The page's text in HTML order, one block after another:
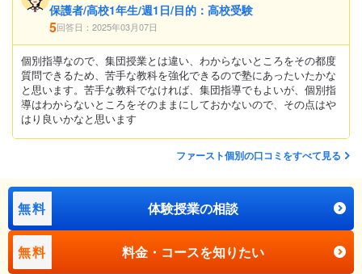
保護者/高校1年生/週1日/目的：高校受験
5回答日：2025年03月07日
個別指導なので、集団授業とは違い、わからないところをその都度
質問できるため、苦手な教科を強化できるので塾にあったいたかな
と思います。苦手な教科でなければ、集団指導でもよいが、個別指
導はわからないところをそのままにしておかないので、その点はや
はり良いかなと思います
ファースト個別の口コミをすべて見る
無料 体験授業の相談
無料 料金・コースを知りたい